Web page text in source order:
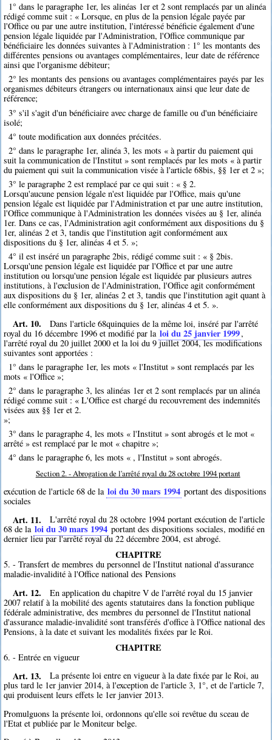
1° dans le paragraphe 1er, les alinéas 1er et 2 sont remplacés par un alinéa
rédigé comme suit : « Lorsque, en plus de la pension légale payée par
l'Office ou par une autre institution, l'intéressé bénéficie également d'une
pension légale liquidée par l'Administration, l'Office communique par
bénéficiaire les données suivantes à l'Administration : 1° les montants des
différentes pensions ou avantages complémentaires, leur date de référence
ainsi que l'organisme débiteur;
2° les montants des pensions ou avantages complémentaires payés par les
organismes débiteurs étrangers ou internationaux ainsi que leur date de
référence;
3° s'il s'agit d'un bénéficiaire avec charge de famille ou d'un bénéficiaire
isolé;
4° toute modification aux données précitées.
2° dans le paragraphe 1er, alinéa 3, les mots « à partir du paiement qui
suit la communication de l'Institut » sont remplacés par les mots « à partir
du paiement qui suit la communication visée à l'article 68bis, §§ 1er et 2 »;
3° le paragraphe 2 est remplacé par ce qui suit : « § 2.
Lorsqu'aucune pension légale n'est liquidée par l'Office, mais qu'une
pension légale est liquidée par l'Administration et par une autre institution,
l'Office communique à l'Administration les données visées au § 1er, alinéa
1er. Dans ce cas, l'Administration agit conformément aux dispositions du §
1er, alinéas 2 et 3, tandis que l'institution agit conformément aux
dispositions du § 1er, alinéas 4 et 5. »;
4° il est inséré un paragraphe 2bis, rédigé comme suit : « § 2bis.
Lorsqu'une pension légale est liquidée par l'Office et par une autre
institution ou lorsqu'une pension légale est liquidée par plusieurs autres
institutions, à l'exclusion de l'Administration, l'Office agit conformément
aux dispositions du § 1er, alinéas 2 et 3, tandis que l'institution agit quant à
elle conformément aux dispositions du § 1er, alinéas 4 et 5. ».
Art. 10.
Dans l'article 68quinquies de la même loi, inséré par l'arrêté
royal du 16 décembre 1996 et modifié par la loi du 25 janvier 1999,
l'arrêté royal du 20 juillet 2000 et la loi du 9 juillet 2004, les modifications
suivantes sont apportées :
1° dans le paragraphe 1er, les mots « l'Institut » sont remplacés par les
mots « l'Office »;
2° dans le paragraphe 3, les alinéas 1er et 2 sont remplacés par un alinéa
rédigé comme suit : « L'Office est chargé du recouvrement des indemnités
visées aux §§ 1er et 2.
»;
3° dans le paragraphe 4, les mots « l'Institut » sont abrogés et le mot «
arrêté » est remplacé par le mot « chapitre »;
4° dans le paragraphe 6, les mots « , l'Institut » sont abrogés.
Section 2. - Abrogation de l'arrêté royal du 28 octobre 1994 portant
exécution de l'article 68 de la loi du 30 mars 1994 portant des dispositions
sociales
Art. 11.
L'arrêté royal du 28 octobre 1994 portant exécution de l'article
68 de la loi du 30 mars 1994 portant des dispositions sociales, modifié en
dernier lieu par l'arrêté royal du 22 décembre 2004, est abrogé.
CHAPITRE
5. - Transfert de membres du personnel de l'Institut national d'assurance
maladie-invalidité à l'Office national des Pensions
Art. 12.
En application du chapitre V de l'arrêté royal du 15 janvier
2007 relatif à la mobilité des agents statutaires dans la fonction publique
fédérale administrative, des membres du personnel de l'Institut national
d'assurance maladie-invalidité sont transférés d'office à l'Office national des
Pensions, à la date et suivant les modalités fixées par le Roi.
CHAPITRE
6. - Entrée en vigueur
Art. 13.
La présente loi entre en vigueur à la date fixée par le Roi, au
plus tard le 1er janvier 2014, à l'exception de l'article 3, 1°, et de l'article 7,
qui produisent leurs effets le 1er janvier 2013.
Promulguons la présente loi, ordonnons qu'elle soi revêtue du sceau de
l'Etat et publiée par le Moniteur belge.